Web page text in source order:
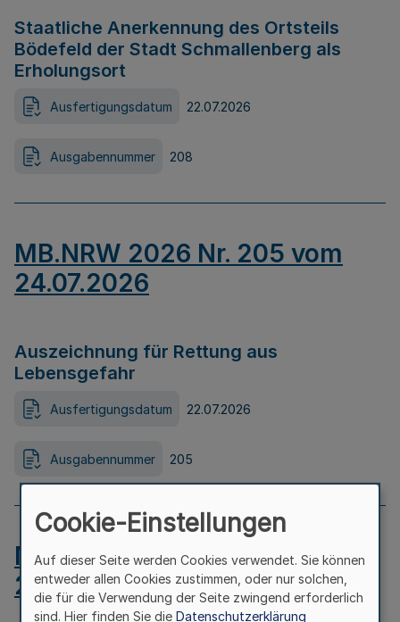
Staatliche Anerkennung des Ortsteils
Bödefeld der Stadt Schmallenberg als
Erholungsort
Ausfertigungsdatum 22.07.2026
Ausgabennummer 208
MB.NRW 2026 Nr. 205 vom
24.07.2026
Auszeichnung für Rettung aus
Lebensgefahr
Ausfertigungsdatum 22.07.2026
Ausgabennummer 205
MB.NRW 2026 Nr. 204 vom
24.07.2026
Cookie-Einstellungen
Auf dieser Seite werden Cookies verwendet. Sie können
entweder allen Cookies zustimmen, oder nur solchen,
die für die Verwendung der Seite zwingend erforderlich
sind. Hier finden Sie die Datenschutzerklärung